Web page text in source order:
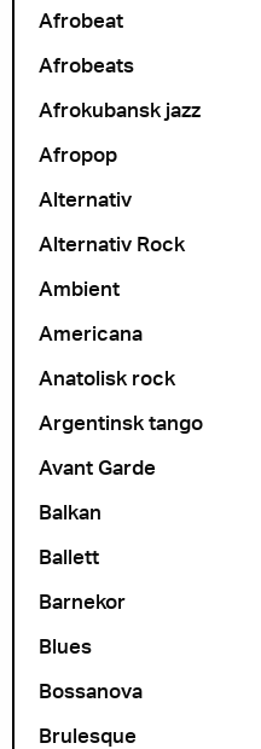
Afrobeat
Afrobeats
Afrokubansk jazz
Afropop
Alternativ
Alternativ Rock
Ambient
Americana
Anatolisk rock
Argentinsk tango
Avant Garde
Balkan
Ballett
Barnekor
Blues
Bossanova
Brulesque